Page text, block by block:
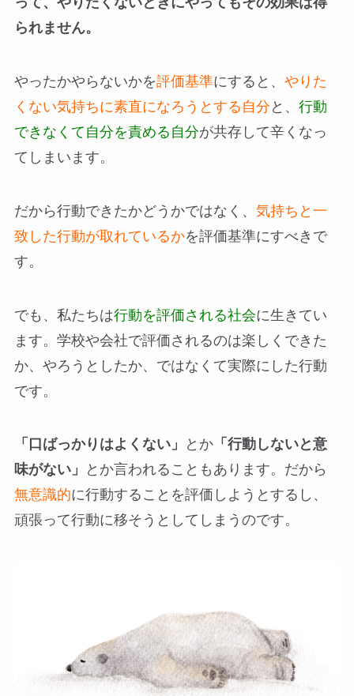
られません。
やったかやらないかを評価基準にすると、 やりた
くない気持ちに素直になろうとする自分 と、 行動
できなくて自分を責める自分が共存して辛くなっ
てしまいます。
だから行動できたかどうかではなく、 気持ちと一
致した行動が取れているかを評価基準にすべきで
す。
でも、私たちは行動を評価される社会に生きてい
ます。学校や会社で評価されるのは楽しくできた
か、やろうとしたか、ではなくて実際にした行動
です。
「口ばっかりはよくない」 とか「行動しないと意
味がない」
とか言われることもあります。だから
無意識的に行動することを評価しようとするし、
頑張って行動に移そうとしてしまうのです。